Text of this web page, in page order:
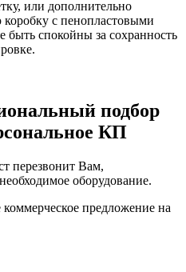
или дополнительно
с пенопластовыми
спокойны за сохранность
подбор
КП
перезвонит Вам,
оборудование.
коммерческое предложение на